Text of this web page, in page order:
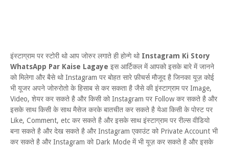
इंस्टाग्राम पर स्टोरी थो आप जोरुर लगाते ही होन्गे थो Instagram Ki Story
WhatsApp Par Kaise Lagaye इस आर्टिकल में आपको इसके बारे में जानने
को मिलेगा और बैसे थो Instagram पर बोहत सारे फ़ीचर्स मौजूद है जिनका यूज़ कोई
भी यूजर अपने जोरुरोतो के हिसाब से कर सकता है जैसे की इंस्टाग्राम पर Image,
Video, शेयर कर सकते है और किसी को Instagram पर Follow कर सकते है और
इसके साथ किसी के साथ मैसेज करके बातचीत कर सकते है येआ किसी के पोस्ट पर
Like, Comment, etc कर सकते है और इसके साथ इंस्टाग्राम पर रील्स वीडियो
बना सकते है और देख सकते है और Instagram एकाउंट को Private Account भी
कर सकते है और Instagram को Dark Mode में भी यूज़ कर सकते है और इसके